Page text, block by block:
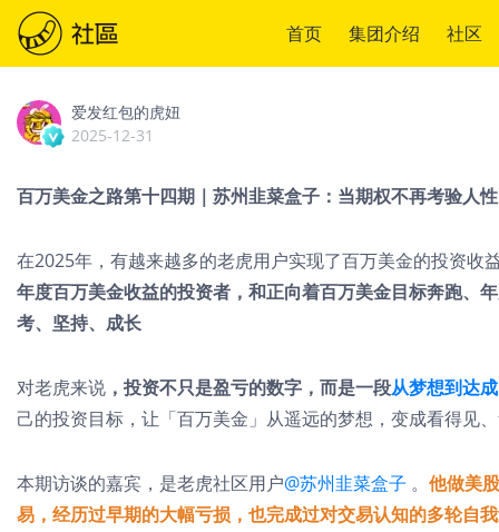
首页 集团介绍 社区
爱发红包的虎妞
2025-12-31
百万美金之路第十四期｜苏州韭菜盒子：当期权不再考验人
在2025年，有越来越多的老虎用户实现了百万美金的投资收
年度百万美金收益的投资者，和正向着百万美金目标奔跑、
考、坚持、成长
对老虎来说 ， 投资不只是盈亏的数字，而是一段从梦想到达
己的投资目标，让「百万美金」从遥远的梦想，变成看得见
本期访谈的嘉宾，是老虎社区用户@苏州韭菜盒子 。 他做美
易，经历过早期的大幅亏损，也完成过对交易认知的多轮自